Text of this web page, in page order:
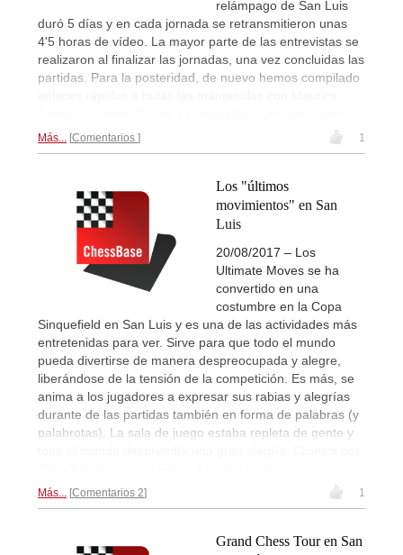
relámpago de San Luis
duró 5 días y en cada jornada se retransmitieron unas
4'5 horas de vídeo. La mayor parte de las entrevistas se
realizaron al finalizar las jornadas, una vez concluidas las
partidas. Para la posteridad, de nuevo hemos compilado
Más... Comentarios 1
Los "últimos
movimientos" en San
Luis
20/08/2017 – Los
Ultimate Moves se ha
convertido en una
costumbre en la Copa
Sinquefield en San Luis y es una de las actividades más
entretenidas para ver. Sirve para que todo el mundo
pueda divertirse de manera despreocupada y alegre,
liberándose de la tensión de la competición. Es más, se
anima a los jugadores a expresar sus rabias y alegrías
durante de las partidas también en forma de palabras (y
palabrotas). La sala de juego estaba repleta de gente y
Más... Comentarios 2 1
Grand Chess Tour en San